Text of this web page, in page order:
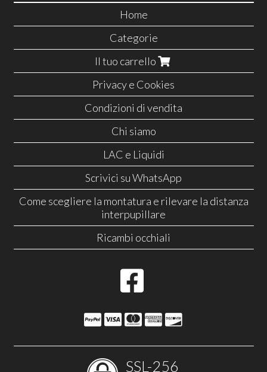
Home
Categorie
Il tuo carrello
Privacy e Cookies
Condizioni di vendita
Chi siamo
LAC e Liquidi
Scrivici su WhatsApp
Come scegliere la montatura e rilevare la distanza
interpupillare
Ricambi occhiali
SSL-256